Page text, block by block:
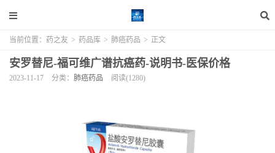
当前位置： 药之友 > 药品库 > 肺癌药品 > 正文
安罗替尼-福可维广谱抗癌药-说明书-医保价格
2023-11-17 分类： 肺癌药品 阅读(1280)